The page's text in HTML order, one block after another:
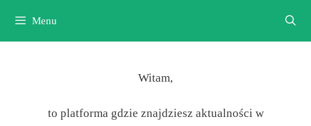
treści
Menu
Witam,
to platforma gdzie znajdziesz aktualności w